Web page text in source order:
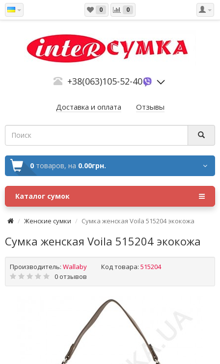
0 0
+38(063)105-52-40
Доставка и оплата Отзывы
0 товаров, на 0.00грн.
Каталог сумок
Женские сумки Сумка женская Voila 515204 экокожа
Сумка женская Voila 515204 экокожа
Производитель: Wallaby Код товара: 515204
0 отзывов